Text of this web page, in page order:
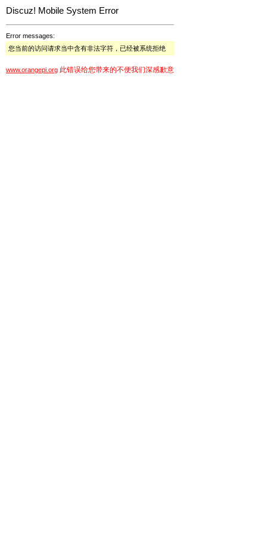
Discuz! Mobile System Error
Error messages:
您当前的访问请求当中含有非法字符，已经被系统拒绝
www.orangepi.org 此错误给您带来的不便我们深感歉意